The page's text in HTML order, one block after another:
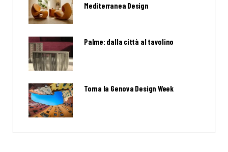
Mediterranea Design
Palme: dalla città al tavolino
Torna la Genova Design Week